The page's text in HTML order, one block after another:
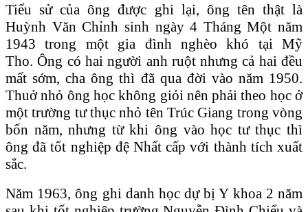
Tiểu sử của ông được ghi lại, ông tên thật là
Huỳnh Văn Chỉnh sinh ngày 4 Tháng Một năm
1943 trong một gia đình nghèo khó tại Mỹ
Tho. Ông có hai người anh ruột nhưng cả hai đều
mất sớm, cha ông thì đã qua đời vào năm 1950.
Thuở nhỏ ông học không giỏi nên phải theo học ở
một trường tư thục nhỏ tên Trúc Giang trong vòng
bốn năm, nhưng từ khi ông vào học tư thục thì
ông đã tốt nghiệp đệ Nhất cấp với thành tích xuất
sắc.
Năm 1963, ông ghi danh học dự bị Y khoa 2 năm